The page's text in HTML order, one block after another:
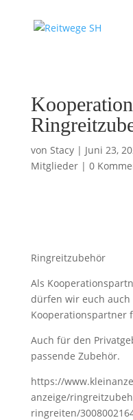
von Stacy| Juni 23,
Mitglieder| 0
Ringreitzubehör
Als
dürfen wir euch auch
Kooperationspartner
Auch für den
passende Zubehör.
https://
anzeige/
ringreiten/